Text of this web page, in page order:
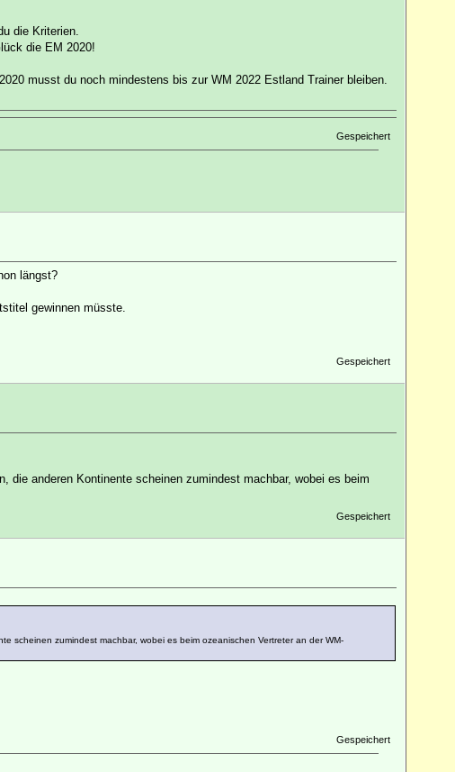
die Kriterien.
die EM 2020!
musst du noch mindestens bis zur WM 2022 Estland Trainer bleiben.
Gespeichert
längst?
gewinnen müsste.
Gespeichert
die anderen Kontinente scheinen zumindest machbar, wobei es beim
Gespeichert
scheinen zumindest machbar, wobei es beim ozeanischen Vertreter an der WM-
Gespeichert